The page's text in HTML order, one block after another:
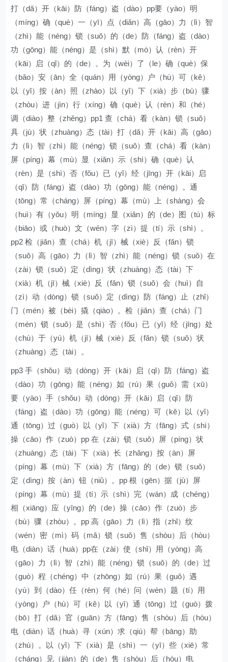
打（dǎ）开（kāi）防（fáng）盗（dào）pp要（yào）明
（míng）确（què）一（yī）点（diǎn）高（gāo）力（lì）智
（zhì）能（néng）锁（suǒ）的（de）防（fáng）盗（dào）
功（gōng）能（néng）是（shì）默（mò）认（rèn）开
（kāi）启（qǐ）的（de）。为（wèi）了（le）确（què）保
（bǎo）安（ān）全（quán）用（yòng）户（hù）可（kě）
以（yǐ）按（àn）照（zhào）以（yǐ）下（xià）步（bù）骤
（zhòu）进（jìn）行（xíng）确（què）认（rèn）和（hé）
调（diào）整（zhěng）pp1 查（chá）看（kàn）锁（suǒ）
具（jù）状（zhuàng）态（tài）打（dǎ）开（kāi）高（gāo）
力（lì）智（zhì）能（néng）锁（suǒ）查（chá）看（kàn）
屏（píng）幕（mù）显（xiǎn）示（shì）确（què）认
（rèn）是（shì）否（fǒu）已（yǐ）经（jīng）开（kāi）启
（qǐ）防（fáng）盗（dào）功（gōng）能（néng）。通
（tōng）常（cháng）屏（píng）幕（mù）上（shàng）会
（huì）有（yǒu）明（míng）显（xiǎn）的（de）图（tú）标
（biāo）或（huò）文（wén）字（zì）提（tí）示（shì）。
pp2 检（jiǎn）查（chá）机（jī）械（xiè）反（fǎn）锁
（suǒ）高（gāo）力（lì）智（zhì）能（néng）锁（suǒ）在
（zài）锁（suǒ）定（dìng）状（zhuàng）态（tài）下
（xià）机（jī）械（xiè）反（fǎn）锁（suǒ）会（huì）自
（zì）动（dòng）锁（suǒ）定（dìng）防（fáng）止（zhǐ）
门（mén）被（bèi）撬（qiào）。检（jiǎn）查（chá）门
（mén）锁（suǒ）是（shì）否（fǒu）已（yǐ）经（jīng）处
（chù）于（yú）机（jī）械（xiè）反（fǎn）锁（suǒ）状
（zhuàng）态（tài）。
pp3 手（shǒu）动（dòng）开（kāi）启（qǐ）防（fáng）盗
（dào）功（gōng）能（néng）如（rú）果（guǒ）需（xū）
要（yào）手（shǒu）动（dòng）开（kāi）启（qǐ）防
（fáng）盗（dào）功（gōng）能（néng）可（kě）以（yǐ）
通（tōng）过（guò）以（yǐ）下（xià）方（fāng）式（shì）
操（cāo）作（zuò）pp 在（zài）锁（suǒ）屏（píng）状
（zhuàng）态（tài）下（xià）长（zhǎng）按（àn）屏
（píng）幕（mù）下（xià）方（fāng）的（de）锁（suǒ）
定（dìng）按（àn）钮（niǔ）。pp 根（gēn）据（jù）屏
（píng）幕（mù）提（tí）示（shì）完（wán）成（chéng）
相（xiāng）应（yīng）的（de）操（cāo）作（zuò）步
（bù）骤（zhòu）。pp 高（gāo）力（lì）指（zhǐ）纹
（wén）密（mì）码（mǎ）锁（suǒ）售（shòu）后（hòu）
电（diàn）话（huà）pp在（zài）使（shǐ）用（yòng）高
（gāo）力（lì）智（zhì）能（néng）锁（suǒ）的（de）过
（guò）程（chéng）中（zhōng）如（rú）果（guǒ）遇
（yù）到（dào）任（rèn）何（hé）问（wèn）题（tí）用
（yòng）户（hù）可（kě）以（yǐ）通（tōng）过（guò）拨
（bō）打（dǎ）官（guān）方（fāng）售（shòu）后（hòu）
电（diàn）话（huà）寻（xún）求（qiú）帮（bāng）助
（zhù）。以（yǐ）下（xià）是（shì）一（yī）些（xiē）常
（cháng）见（jiàn）的（de）售（shòu）后（hòu）电